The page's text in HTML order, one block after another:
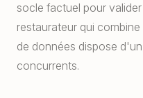
socle factuel pour
restaurateur qui
de données dispose
concurrents.